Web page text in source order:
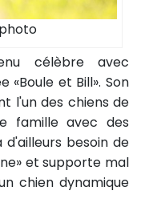
célèbre avec
et Bill». Son
l'un des chiens de
famille avec des
besoin de
et supporte mal
chien dynamique